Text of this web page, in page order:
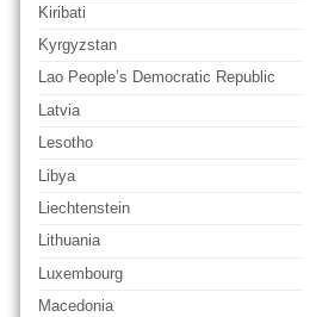
Kiribati
Kyrgyzstan
Lao People’s Democratic Republic
Latvia
Lesotho
Libya
Liechtenstein
Lithuania
Luxembourg
Macedonia